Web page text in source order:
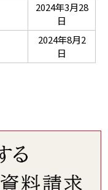
2024年3月28
日
2024年8月2
日